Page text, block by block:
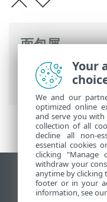
面包屑
ESET 联机帮助>
开始使用
查看桌面站点
End of Life
Your
We and our
optimized online
and serve you with
collection of all
decline all non-
essential cookies
clicking "Manage
withdraw your
anytime by clicking
footer or in your
information, see our